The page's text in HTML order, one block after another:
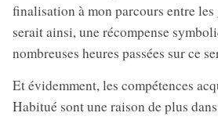
finalisation à mon parcours entre les
serait ainsi, une récompense
nombreuses heures passées sur ce
Et évidemment, les compétences
Habitué sont une raison de plus